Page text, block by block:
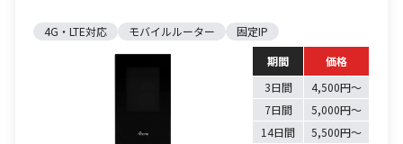
4G・LTE対応 モバイルルーター
固定IP
期間
価格
3日間
4,500円〜
7日間
5,000円〜
14日間
5,500円〜